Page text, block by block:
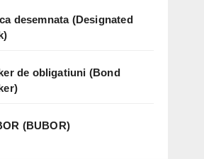
desemnata (Designated
de obligatiuni (Bond
(BUBOR)